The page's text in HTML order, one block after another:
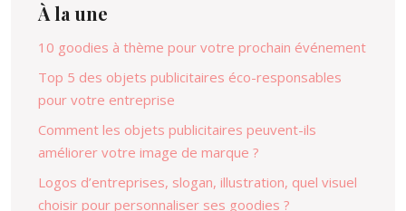
À la une
10 goodies à thème pour votre prochain événement
Top 5 des objets publicitaires éco-responsables
pour votre entreprise
Comment les objets publicitaires peuvent-ils
améliorer votre image de marque ?
Logos d’entreprises, slogan, illustration, quel visuel
choisir pour personnaliser ses goodies ?